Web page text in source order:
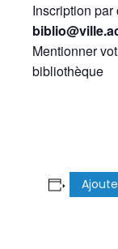
Inscription
Mentionner
bibliothèque